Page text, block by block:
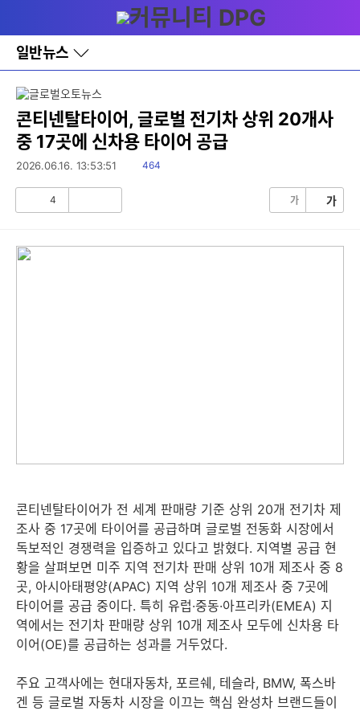
와
홈
일반뉴스
바
로
가
기
레
이
어
창
토
콘티넨탈타이어, 글로벌 전기차 상위 20개사
중 17곳에 신차용 타이어 공급
2026.06.16. 13:53:51
읽
464
4 가 가
콘티넨탈타이어가 전 세계 판매량 기준 상위 20개 전기차 제
조사 중 17곳에 타이어를 공급하며 글로벌 전동화 시장에서
독보적인 경쟁력을 입증하고 있다고 밝혔다. 지역별 공급 현
황을 살펴보면 미주 지역 전기차 판매 상위 10개 제조사 중 8
곳, 아시아태평양(APAC) 지역 상위 10개 제조사 중 7곳에
타이어를 공급 중이다. 특히 유럽·중동·아프리카(EMEA) 지
역에서는 전기차 판매량 상위 10개 제조사 모두에 신차용 타
이어(OE)를 공급하는 성과를 거두었다.
주요 고객사에는 현대자동차, 포르쉐, 테슬라, BMW, 폭스바
겐 등 글로벌 자동차 시장을 이끄는 핵심 완성차 브랜드들이